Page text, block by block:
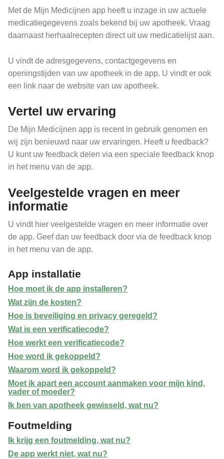
Met de Mijn Medicijnen app heeft u inzage in uw actuele
medicatiegegevens zoals bekend bij uw apotheek. Vraag
daarnaast herhaalrecepten direct uit uw medicatielijst aan.
U vindt de adresgegevens, contactgegevens en
openingstijden van uw apotheek in de app. U vindt er ook
een link naar de website van uw apotheek.
Vertel uw ervaring
De Mijn Medicijnen app is recent in gebruik genomen en
wij zijn benieuwd naar uw ervaringen. Heeft u feedback?
U kunt uw feedback delen via een speciale feedback knop
in het menu van de app.
Veelgestelde vragen en meer
informatie
U vindt hier veelgestelde vragen en meer informatie over
de app. Geef dan uw feedback door via de feedback knop
in het menu van de app.
App installatie
Hoe moet ik de app installeren?
Wat zijn de kosten?
Hoe is beveiliging en privacy geregeld?
Wat is een verificatiecode?
Hoe werkt een verificatiecode?
Hoe word ik gekoppeld?
Waarom word ik gekoppeld?
Moet ik apart een account aanmaken voor mijn kind,
vader of moeder?
Ik ben van apotheek gewisseld, wat nu?
Foutmelding
Ik krijg een foutmelding, wat nu?
De app werkt niet, wat nu?